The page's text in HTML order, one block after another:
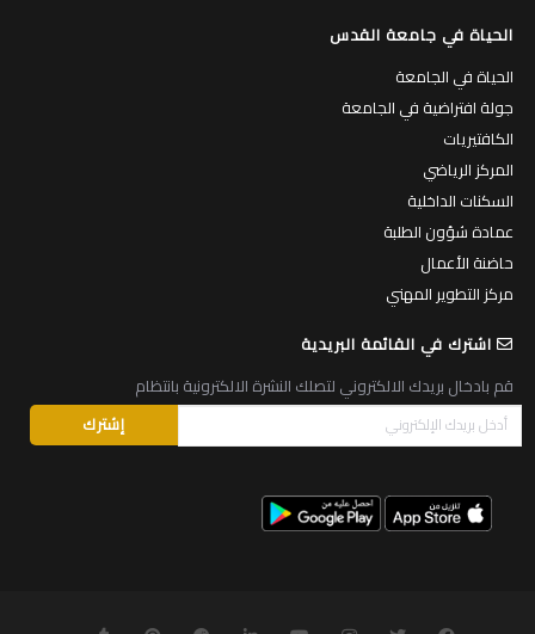
الحياة في جامعة القدس
الحياة في الجامعة
جولة افتراضية في الجامعة
الكافتيريات
المركز الرياضي
السكنات الداخلية
عمادة شؤون الطلبة
حاضنة الأعمال
مركز التطوير المهني
اشترك في القائمة البريدية
قم بادخال بريدك الالكتروني لتصلك النشرة الالكترونية بانتظام